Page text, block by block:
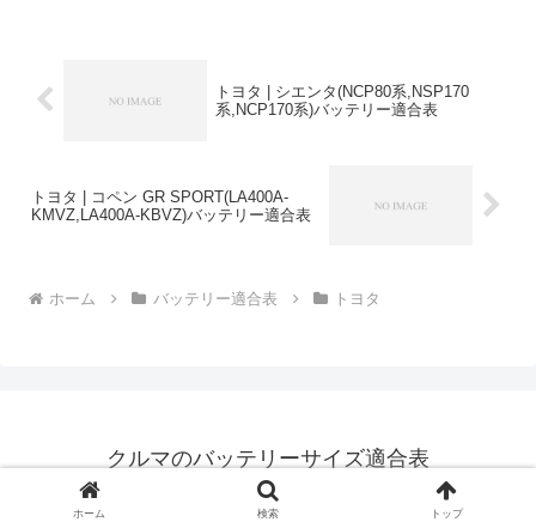
トヨタ | シエンタ(NCP80系,NSP170
系,NCP170系)バッテリー適合表
トヨタ | コペン GR SPORT(LA400A-
KMVZ,LA400A-KBVZ)バッテリー適合表
ホーム バッテリー適合表 トヨタ
クルマのバッテリーサイズ適合表
© 2020-2026 クルマのバッテリーサイズ適合表.
ホーム 検索 トップ